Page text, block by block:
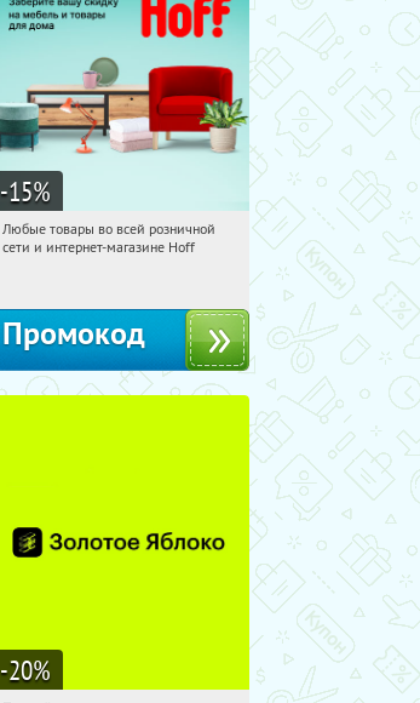
-15%
11:01:40 Получили:
Любые товары во всей розничной
сети и интернет-магазине Hoff
Промокод
-20%